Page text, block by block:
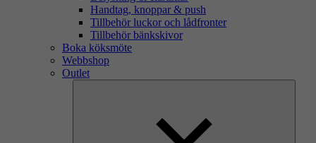
Handtag, knoppar & push
Tillbehör luckor och lådfronter
Tillbehör bänkskivor
Boka köksmöte
Webbshop
Outlet